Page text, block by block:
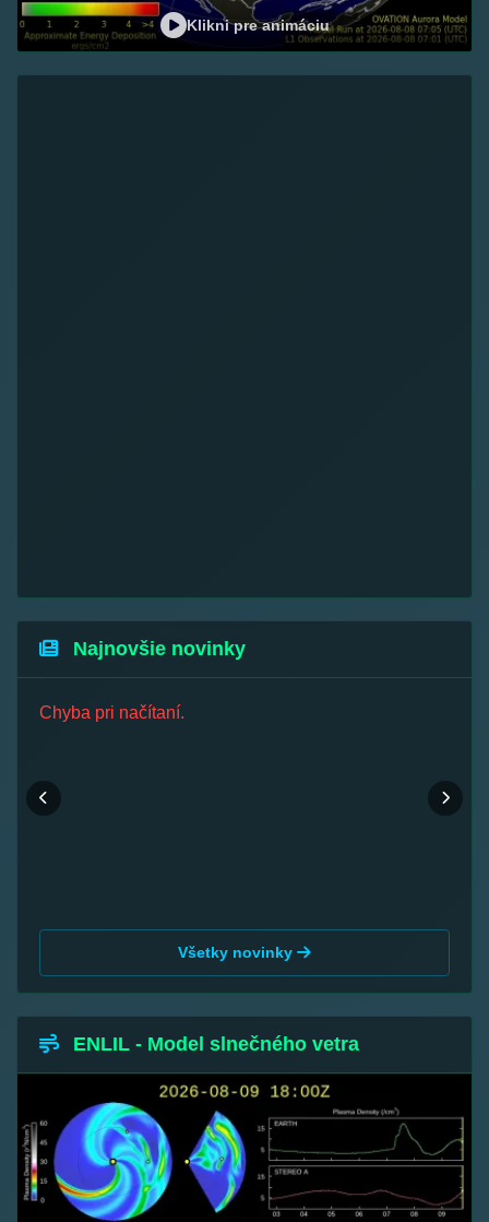
Klikni pre animáciu
Najnovšie novinky
Chyba pri načítaní.
Všetky novinky
ENLIL - Model slnečného vetra